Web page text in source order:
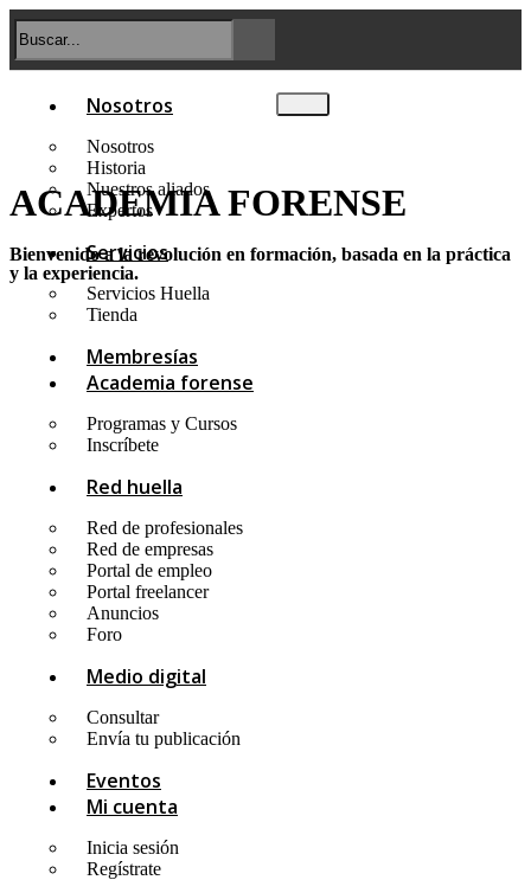
Nosotros
Nosotros
Historia
Nuestros aliados
Expertos
Servicios
Servicios Huella
Tienda
Membresías
Academia forense
Programas y Cursos
Inscríbete
Red huella
Red de profesionales
Red de empresas
Portal de empleo
Portal freelancer
Anuncios
Foro
Medio digital
Consultar
Envía tu publicación
Eventos
Mi cuenta
Inicia sesión
Regístrate
ACADEMIA FORENSE
Bienvenido a la revolución en formación, basada en la práctica
y la experiencia.